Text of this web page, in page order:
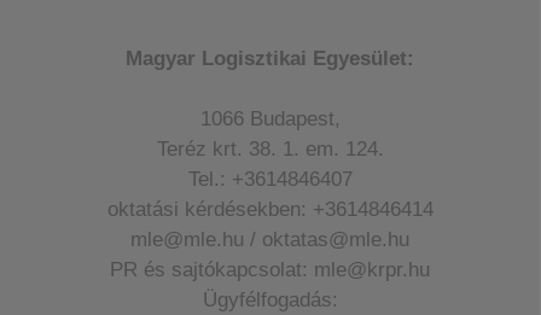
Magyar Logisztikai Egyesület:
1066 Budapest,
Teréz krt. 38. 1. em. 124.
Tel.: +3614846407
oktatási kérdésekben: +3614846414
mle@mle.hu / oktatas@mle.hu
PR és sajtókapcsolat: mle@krpr.hu
Ügyfélfogadás: